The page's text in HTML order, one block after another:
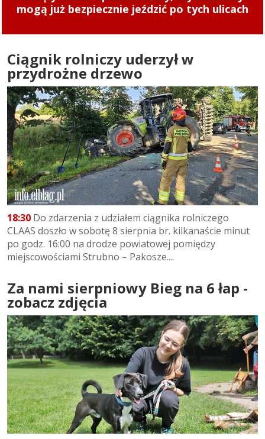
mogą już bezpiecznie jeździć po tych ulicach
klepisko. To znacząco utrudnia poruszanie się
Ciągnik rolniczy uderzył w
przydrożne drzewo
18:30 Do zdarzenia z udziałem ciągnika rolniczego
CLAAS doszło w sobotę 8 sierpnia br. kilkanaście minut
po godz. 16:00 na drodze powiatowej pomiędzy
miejscowościami Strubno – Pakosze....
Za nami sierpniowy Bieg na 6 łap -
zobacz zdjęcia